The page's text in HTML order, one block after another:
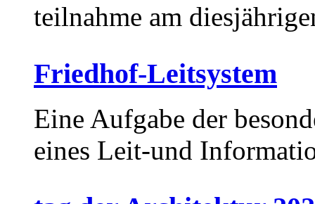
teilnahme am
Friedhof-Leitsystem
Eine Aufgabe der
eines Leit-und